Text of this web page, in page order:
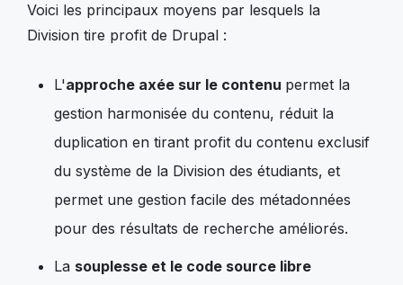
Voici les principaux moyens par lesquels la
Division tire profit de Drupal :
L'approche axée sur le contenu permet la
gestion harmonisée du contenu, réduit la
duplication en tirant profit du contenu exclusif
du système de la Division des étudiants, et
permet une gestion facile des métadonnées
pour des résultats de recherche améliorés.
La souplesse et le code source libre